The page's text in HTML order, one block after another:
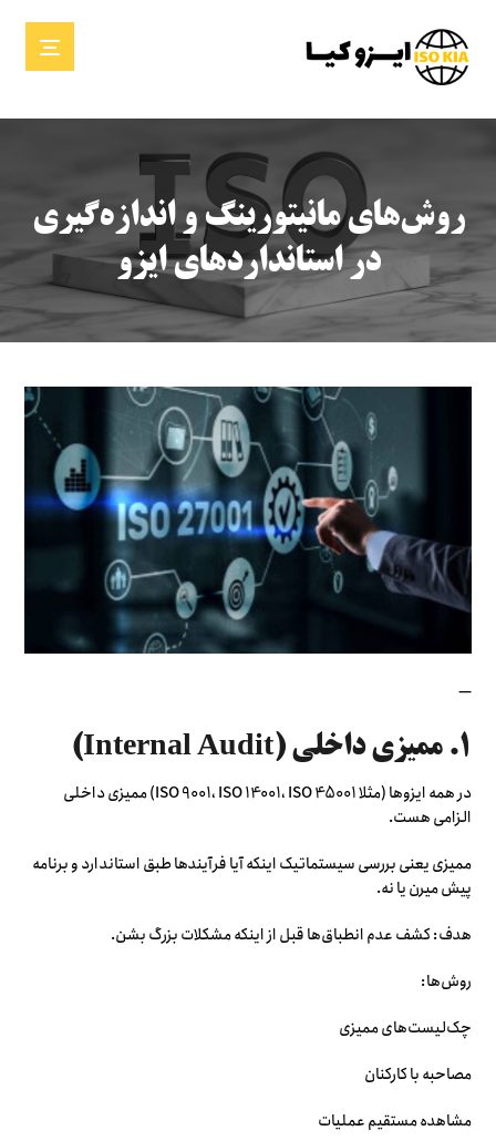
روش‌های مانیتورینگ و اندازه‌گیری
در استانداردهای ایزو
—
۱. ممیزی داخلی (Internal Audit)
در همه ایزوها (مثلا ISO 9001، ISO 14001، ISO 45001) ممیزی داخلی
الزامی هست.
ممیزی یعنی بررسی سیستماتیک اینکه آیا فرآیندها طبق استاندارد و برنامه
پیش میرن یا نه.
هدف: کشف عدم انطباق‌ها قبل از اینکه مشکلات بزرگ بشن.
روش‌ها:
چک‌لیست‌های ممیزی
مصاحبه با کارکنان
مشاهده مستقیم عملیات